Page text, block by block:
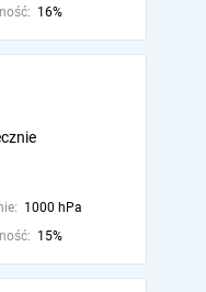
16%
1000 hPa
15%